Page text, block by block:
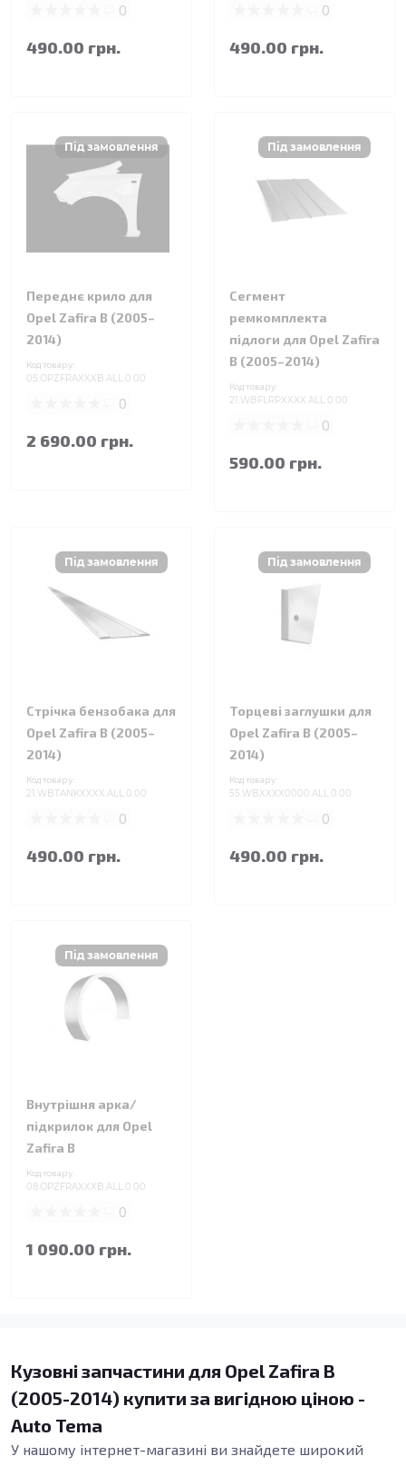
0
490.00 грн.
0
490.00 грн.
Переднє крило для
Opel Zafira B (2005–
2014)
Код товару:
05.OPZFRAXXXB.ALL.0.00
0
2 690.00 грн.
Сегмент
ремкомплекта
підлоги для Opel Zafira
B (2005–2014)
Код товару:
21.WBFLRPXXXX.ALL.0.00
0
590.00 грн.
Стрічка бензобака для
Opel Zafira B (2005–
2014)
Код товару:
21.WBTANKXXXX.ALL.0.00
0
490.00 грн.
Торцеві заглушки для
Opel Zafira B (2005–
2014)
Код товару:
55.WBXXXX0000.ALL.0.00
0
490.00 грн.
Внутрішня арка/
підкрилок для Opel
Zafira B
Код товару:
08.OPZFRAXXXB.ALL.0.00
0
1 090.00 грн.
Кузовні запчастини для Opel Zafira B
(2005-2014) купити за вигідною ціною -
Auto Tema
У нашому інтернет-магазині ви знайдете широкий